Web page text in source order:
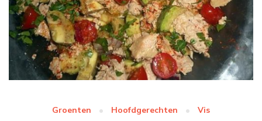
Groenten Hoofdgerechten Vis